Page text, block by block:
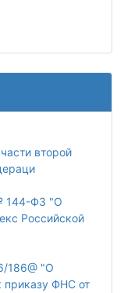
второй
144-ФЗ "О
Российской
186@ "О
приказу ФНС от